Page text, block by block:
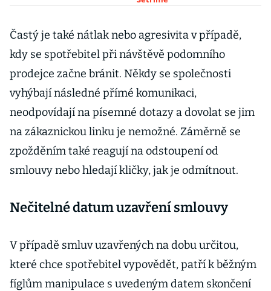
Častý je také nátlak nebo agresivita v případě,
kdy se spotřebitel při návštěvě podomního
prodejce začne bránit. Někdy se společnosti
vyhýbají následné přímé komunikaci,
neodpovídají na písemné dotazy a dovolat se jim
na zákaznickou linku je nemožné. Záměrně se
zpožděním také reagují na odstoupení od
smlouvy nebo hledají kličky, jak je odmítnout.
Nečitelné datum uzavření smlouvy
V případě smluv uzavřených na dobu určitou,
které chce spotřebitel vypovědět, patří k běžným
fíglům manipulace s uvedeným datem skončení